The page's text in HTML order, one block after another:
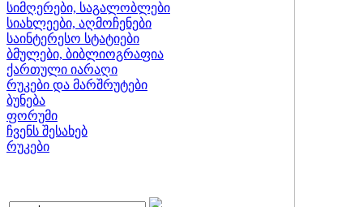
სიმღერები, საგალობლები
სიახლეები, აღმოჩენები
საინტერესო სტატიები
ბმულები, ბიბლიოგრაფია
ქართული იარაღი
რუკები და მარშრუტები
ბუნება
ფორუმი
ჩვენს შესახებ
რუკები